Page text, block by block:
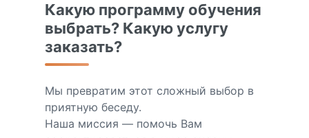
Какую программу обучения
выбрать? Какую услугу
заказать?
Мы превратим этот сложный выбор в
приятную беседу.
Наша миссия — помочь Вам